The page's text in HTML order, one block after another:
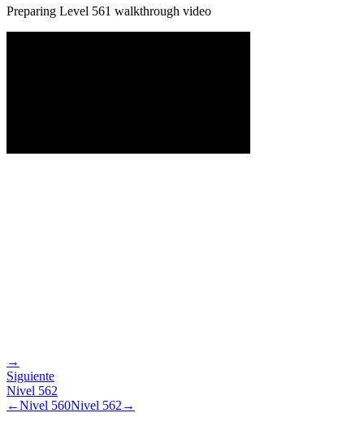
Preparing Level 561 walkthrough video
→
Siguiente
Nivel 562
←Nivel 560Nivel 562 →